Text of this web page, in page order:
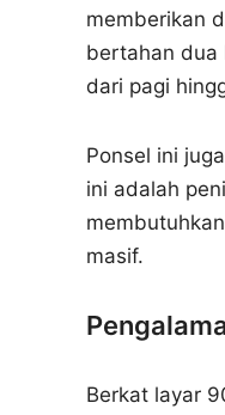
memberikan
bertahan dua
dari pagi
Ponsel ini
ini adalah
masif.
Berkat layar